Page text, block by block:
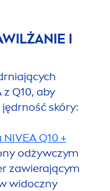
I
z Q10, aby
skóry:
NIVEAQ10 +
odżywczym
zawierającym
widoczny